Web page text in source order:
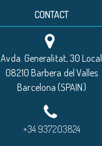
CONTACT
Avda. Generalitat, 30 Local
08210 Barbera del Valles
Barcelona (SPAIN)
+34 937203824